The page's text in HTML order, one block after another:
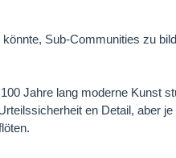
Sub-Communities zu
Jahre lang moderne Kunst
en Detail, aber